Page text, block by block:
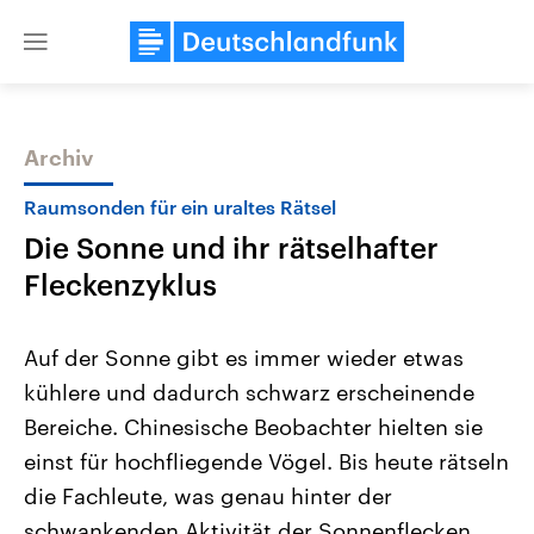
Close
Themen
Landtagswahl Sachsen-Anhalt
2026
Alle Informationen
Sachsen-Anhalt wählt am 6.
September 2026 einen neuen
Landtag. Seit 2021 wird das
Bundesland von einer Koalition aus
USA
Aktuelle Beiträge,
Hintergründe
Wirtschaftlich und
gehören die Vereinigten
den mächtigsten Ländern
mit großem Einfluss auf
Archiv
Raumsonden für ein uraltes Rätsel
Die Sonne und ihr rätselhafter
Fleckenzyklus
Auf der Sonne gibt es immer wieder etwas
kühlere und dadurch schwarz erscheinende
Bereiche. Chinesische Beobachter hielten sie
einst für hochfliegende Vögel. Bis heute rätseln
die Fachleute, was genau hinter der